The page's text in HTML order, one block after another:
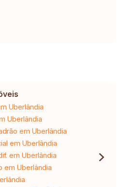
Uberlândia
Uberlândia
em Uberlândia
em Uberlândia
em Uberlândia
em Uberlândia